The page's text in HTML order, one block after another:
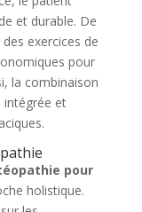
et durable. De
exercices de
pour
la combinaison
intégrée et
pour
holistique.